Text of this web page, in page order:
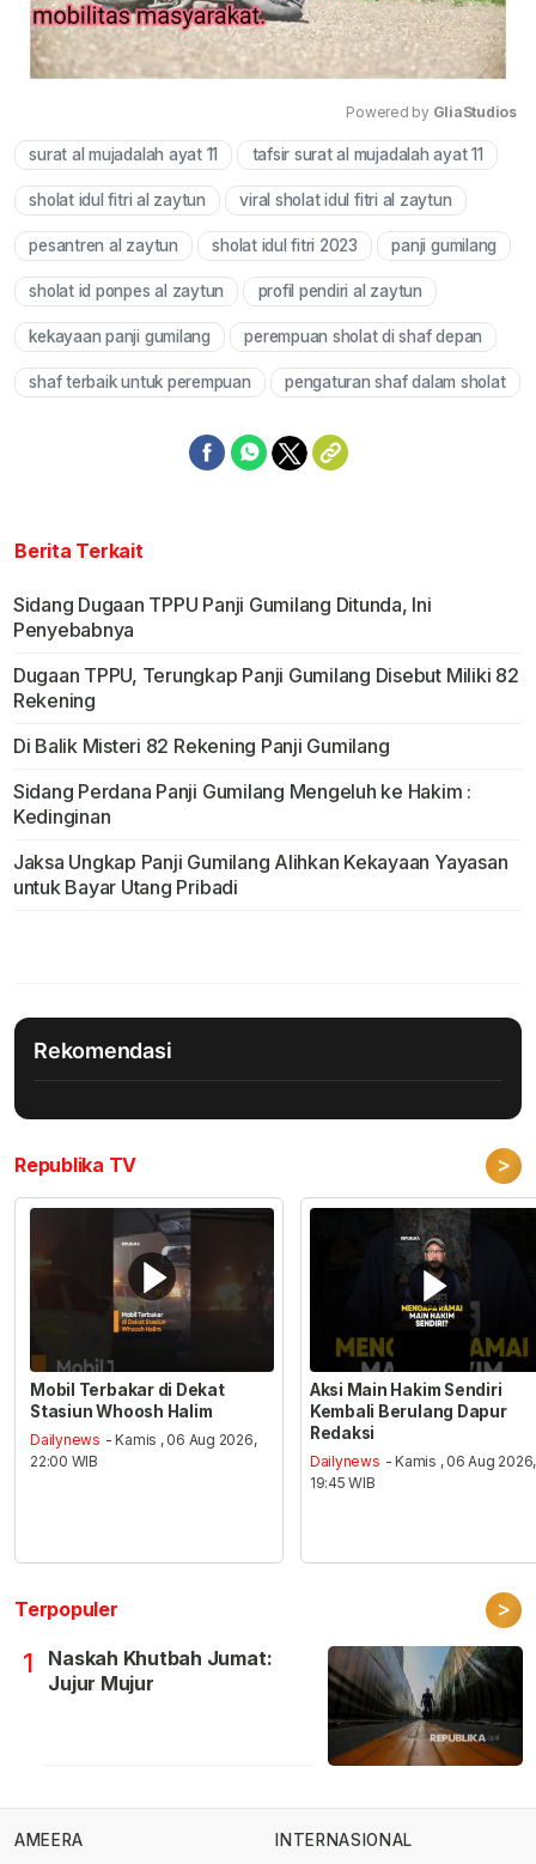
Mute
Powered by GliaStudios
surat al mujadalah ayat 11 tafsir surat al mujadalah ayat 11
sholat idul fitri al zaytun viral sholat idul fitri al zaytun
pesantren al zaytun sholat idul fitri 2023 panji gumilang
sholat id ponpes al zaytun profil pendiri al zaytun
kekayaan panji gumilang perempuan sholat di shaf depan
shaf terbaik untuk perempuan pengaturan shaf dalam sholat
Berita Terkait
Sidang Dugaan TPPU Panji Gumilang Ditunda, Ini
Penyebabnya
Dugaan TPPU, Terungkap Panji Gumilang Disebut Miliki 82
Rekening
Di Balik Misteri 82 Rekening Panji Gumilang
Sidang Perdana Panji Gumilang Mengeluh ke Hakim :
Kedinginan
Jaksa Ungkap Panji Gumilang Alihkan Kekayaan Yayasan
untuk Bayar Utang Pribadi
Rekomendasi
Republika TV >
Mobil Terbakar di Dekat
Stasiun Whoosh Halim
Dailynews - Kamis , 06 Aug 2026,
22:00 WIB
Aksi Main Hakim Sendiri
Kembali Berulang Dapur
Redaksi
Dailynews - Kamis , 06 Aug 2026,
19:45 WIB
Terpopuler >
1
Naskah Khutbah Jumat:
Jujur Mujur
AMEERA
INTERNASIONAL